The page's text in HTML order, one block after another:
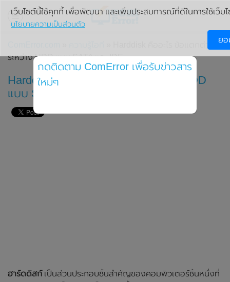
ระหว่าง HDD แบบ SATA และ IDE
Harddisk คืออะไร ข้อแตกต่างระหว่าง HDD
แบบ SATA และ IDE
ฮาร์ดดิสก์เป็นส่วนประกอบชิ้นสำคัญของคอมพิวเตอร์ชิ้นหนึ่งที่
เว็บไซต์นี้ใช้คุกกี้ เพื่อพัฒนา และเพิ่มประสบการณ์ที่ดีในการใช้เว็บ
นโยบายความเป็นส่วนตัว
ยอ
กดติดตาม ComError เพื่อรับข่าวสาร
ใหม่ๆ